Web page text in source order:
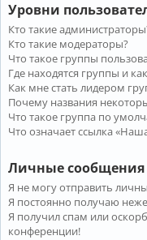
Уровни
Кто такие
Кто такие модераторы?
Что такое группы
Где находятся группы и
Как мне стать лидером
Почему названия
Что такое группа по
Что означает ссылка
Личные сообщения
Я не могу отправить
Я постоянно получаю
Я получил спам или
конференции!